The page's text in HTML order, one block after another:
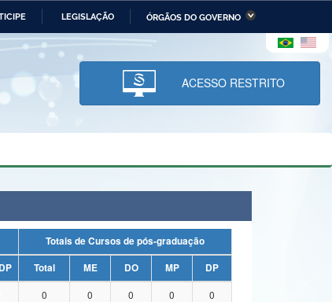
LEGISLAÇÃO ÓRGÃOS DO GOVERNO
Economia Ministério da Infraestrutura
Ministério da Ciência,
Tecnologia, Inovações e
Comunicações
Humanos
ACESSO RESTRITO
Totais de Cursos de pós-graduação
Total ME DO MP
DP
0 0 0 0 0